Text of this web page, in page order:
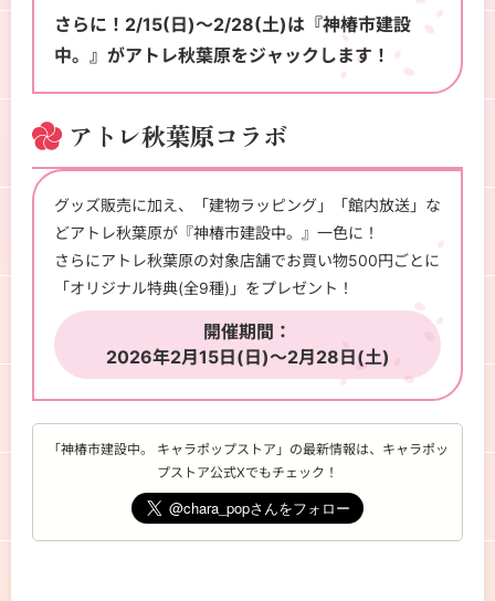
さらに！2/15(日)～2/28(土)は『神椿市建設
中。』がアトレ秋葉原をジャックします！
アトレ秋葉原コラボ
グッズ販売に加え、「建物ラッピング」「館内放送」な
どアトレ秋葉原が『神椿市建設中。』一色に！
さらにアトレ秋葉原の対象店舗でお買い物500円ごとに
「オリジナル特典(全9種)」をプレゼント！
開催期間：
2026年2月15日(日)～2月28日(土)
「神椿市建設中。 キャラポップストア」の最新情報は、キャラポッ
プストア公式Xでもチェック！